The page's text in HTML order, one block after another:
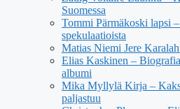
Suomessa
Tommi Pärmäkoski lapsi
spekulaatioista
Matias Niemi Jere
Elias Kaskinen –
albumi
Mika Myllylä Kirja –
paljastuu